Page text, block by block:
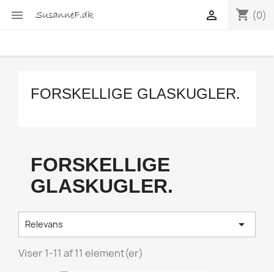
 shopping_cart (0)

FORSKELLIGE GLASKUGLER.
FORSKELLIGE
GLASKUGLER.
Relevans 
Viser 1-11 af 11 element(er)